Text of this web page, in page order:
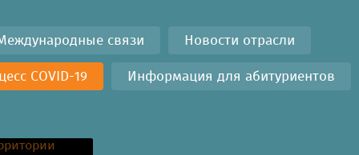
связи Новости отрасли
COVID-19 Информация для абитуриентов